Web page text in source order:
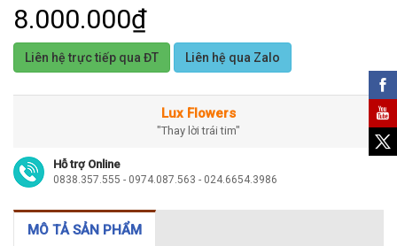
8.000.000₫
Liên hệ trực tiếp qua ĐT Liên hệ qua Zalo
Lux Flowers
"Thay lời trái tim"
Hỗ trợ Online
0838.357.555 - 0974.087.563 - 024.6654.3986
MÔ TẢ SẢN PHẨM